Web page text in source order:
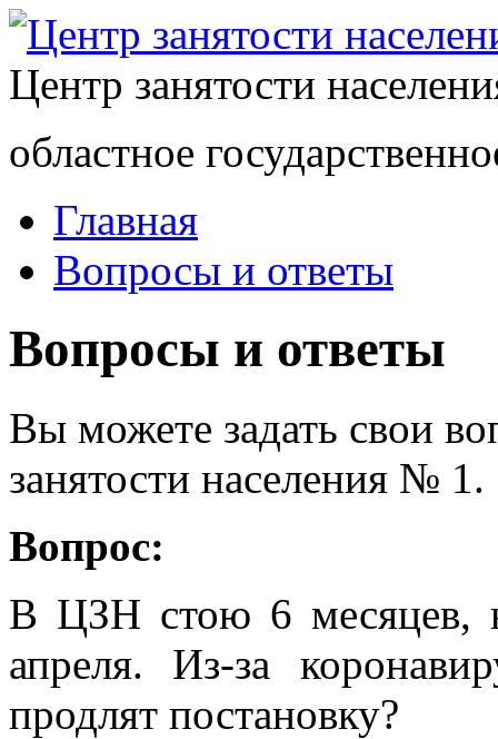
Центр занятости
областное
Главная
Вопросы и ответы
Вопросы и ответы
Вы можете задать свои
занятости населения № 1.
Вопрос:
В ЦЗН стою 6 месяцев,
апреля. Из-за
продлят постановку?